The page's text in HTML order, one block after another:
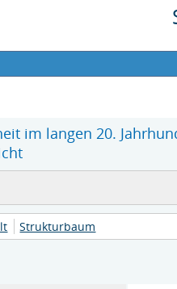
im langen 20.
Strukturbaum